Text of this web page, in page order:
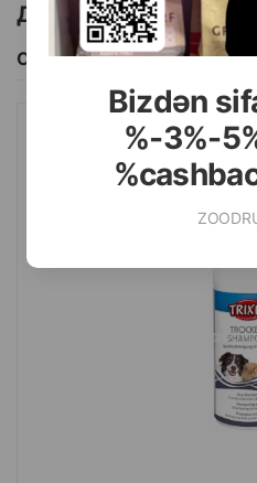
Bizdən
%-3%-
Другие товоры
Смотреть Все
СУХОЙ ШАМПУНЬ TRIXIE
КОШЕК И МЕЛКИХ